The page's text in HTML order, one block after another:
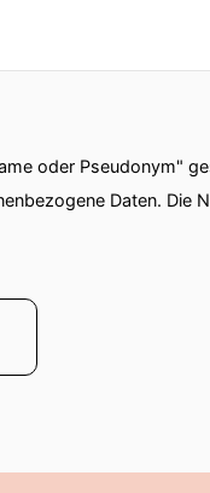
oder Pseudonym"
Daten. Die